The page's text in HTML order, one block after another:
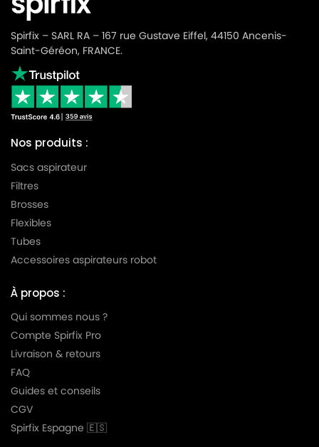
ROWENTA
ROWENTA
ROWENTA ARTEC 2 RO4159
ROWENTA
ROWENTA
ROWENTA ARTEC 2 RO4161
ROWENTA
ROWENTA
ROWENTA
ROWENTA
ROWENTA
ROWENTA ARTEC 2 RO4167
ROWENTA
ROWENTA
ROWENTA ARTEC 2 RO4169
ROWENTA
ROWENTA ARTEC 2 RO4170
ROWENTA
ROWENTA
ROWENTA ARTEC 2 RO4172
ROWENTA
ROWENTA ARTEC 2 RO4173
Spirfix – SARL RA – 167 rue Gustave Eiffel, 44150 Ancenis-
Saint-Géréon, FRANCE.
Nos produits :
Sacs aspirateur
Filtres
Brosses
Flexibles
Tubes
Accessoires aspirateurs robot
À propos :
Qui sommes nous ?
Compte Spirfix Pro
Livraison & retours
FAQ
Guides et conseils
CGV
Spirfix Espagne 🇪🇸